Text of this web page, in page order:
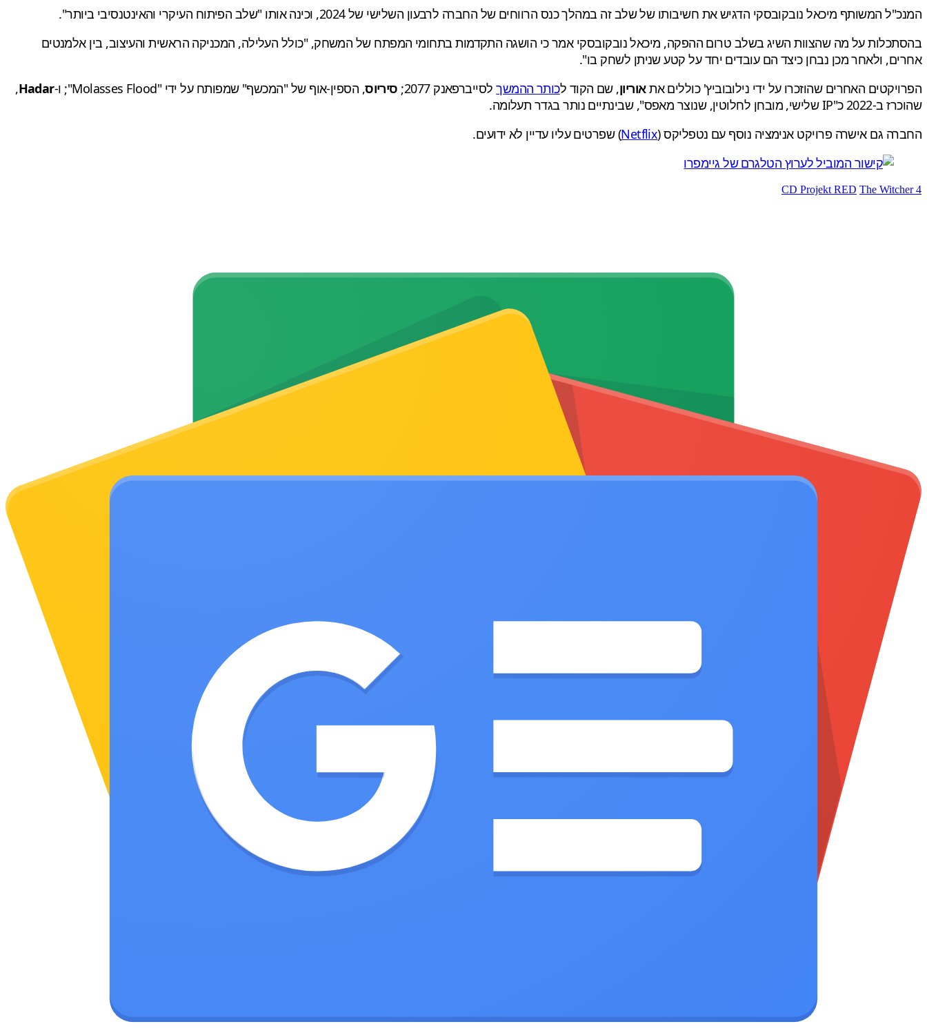
המנכ"ל המשותף מיכאל נובקובסקי הדגיש את חשיבותו של שלב זה במהלך כנס הרווחים של החברה לרבעון השלישי של 2024, וכינה אותו "שלב הפיתוח העיקרי והאינטנסיבי ביותר".
בהסתכלות על מה שהצוות השיג בשלב טרום ההפקה, מיכאל נובקובסקי אמר כי הושגה התקדמות בתחומי המפתח של המשחק, "כולל העלילה, המכניקה הראשית והעיצוב, בין אלמנטים
אחרים, ולאחר מכן נבחן כיצד הם עובדים יחד על קטע שניתן לשחק בו".
הפרויקטים האחרים שהוזכרו על ידי נילובוביץ' כוללים אתאוריון, שם הקוד לכותר ההמשךלסייברפאנק 2077; סיריוס, הספין-אוף של "המכשף" שמפותח על ידי "Molasses Flood"; ו- Hadar
,
שהוכרז ב-2022 כ"IP שלישי, מובחן לחלוטין, שנוצר מאפס", שבינתיים נותר בגדר תעלומה.
החברה גם אישרה פרויקט אנימציה נוסף עם נטפליקס (Netflix) שפרטים עליו עדיין לא ידועים.
CD Projekt RED The Witcher 4